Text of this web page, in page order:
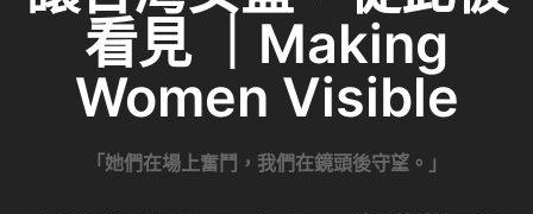
看見 ｜Making
Women Visible
「她們在場上奮鬥，我們在鏡頭後守望。」